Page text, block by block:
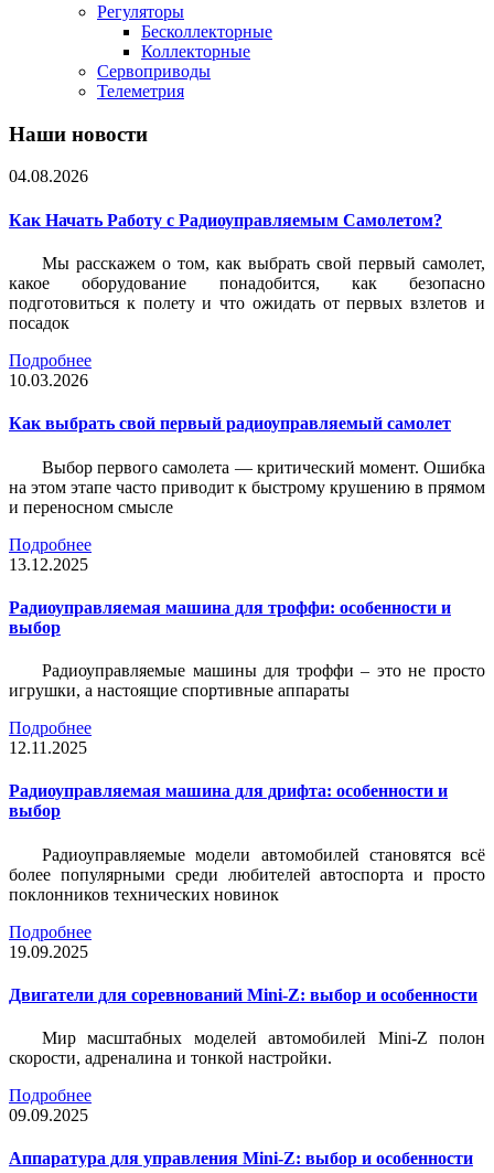
Регуляторы
Бесколлекторные
Коллекторные
Сервоприводы
Телеметрия
Наши новости
04.08.2026
Как Начать Работу с Радиоуправляемым Самолетом?
Мы расскажем о том, как выбрать свой первый самолет,
какое оборудование понадобится, как безопасно
подготовиться к полету и что ожидать от первых взлетов и
посадок
Подробнее
10.03.2026
Как выбрать свой первый радиоуправляемый самолет
Выбор первого самолета — критический момент. Ошибка
на этом этапе часто приводит к быстрому крушению в прямом
и переносном смысле
Подробнее
13.12.2025
Радиоуправляемая машина для троффи: особенности и
выбор
Радиоуправляемые машины для троффи – это не просто
игрушки, а настоящие спортивные аппараты
Подробнее
12.11.2025
Радиоуправляемая машина для дрифта: особенности и
выбор
Радиоуправляемые модели автомобилей становятся всё
более популярными среди любителей автоспорта и просто
поклонников технических новинок
Подробнее
19.09.2025
Двигатели для соревнований Mini-Z: выбор и особенности
Мир масштабных моделей автомобилей Mini-Z полон
скорости, адреналина и тонкой настройки.
Подробнее
09.09.2025
Аппаратура для управления Mini-Z: выбор и особенности